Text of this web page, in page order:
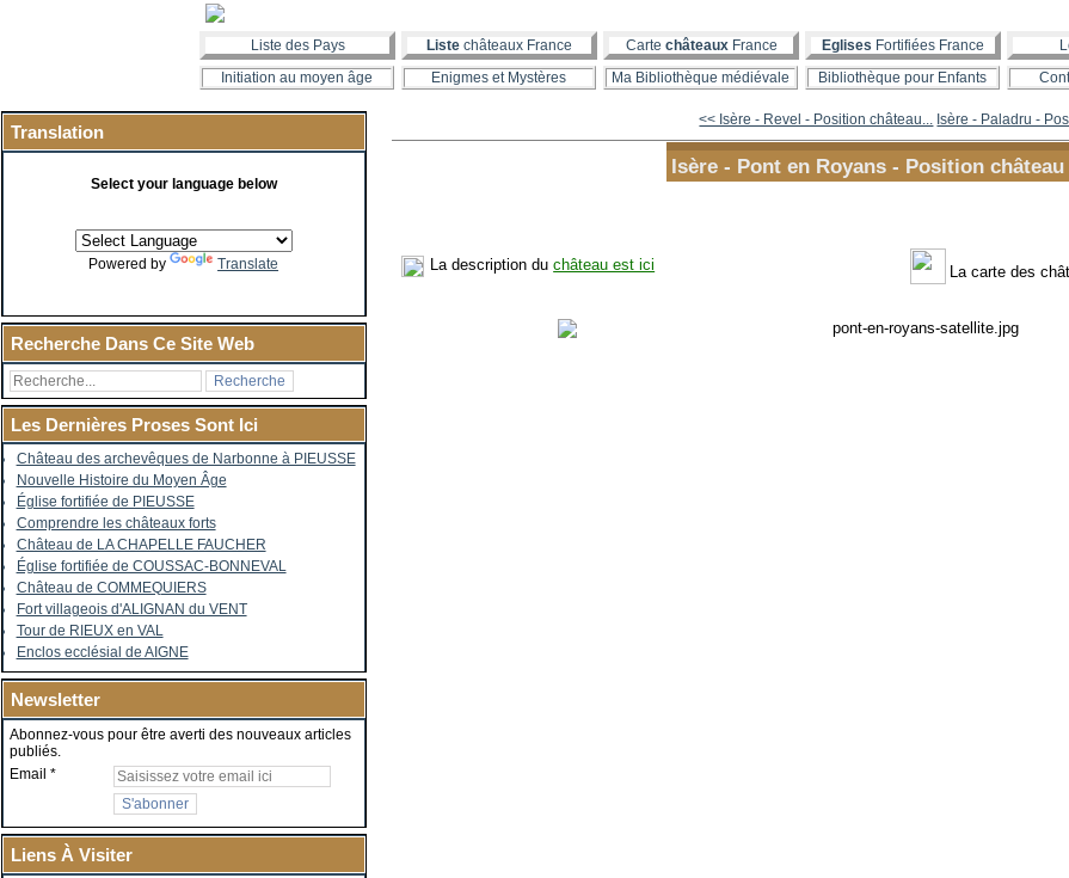
Liste des Pays Liste châteaux France Carte châteauxFrance Eglises Fortifiées France
Initiation au moyen âge
Enigmes et Mystères Ma Bibliothèque médiévale Bibliothèque pour Enfants
Translation
Select your language below
Powered by Translate
Recherche Dans Ce Site Web
Les Dernières Proses Sont Ici
Château des archevêques de Narbonne à PIEUSSE
Nouvelle Histoire du Moyen Âge
Église fortifiée de PIEUSSE
Comprendre les châteaux forts
Château de LA CHAPELLE FAUCHER
Église fortifiée de COUSSAC-BONNEVAL
Château de COMMEQUIERS
Fort villageois d'ALIGNAN du VENT
Tour de RIEUX en VAL
Enclos ecclésial de AIGNE
Newsletter
Abonnez-vous pour être averti des nouveaux articles
publiés.
Email
Liens À Visiter
<< Isère - Revel - Position château... Isère - Paladru -
Isère - Pont en Royans - Position
La description duchâteau est ici La carte des